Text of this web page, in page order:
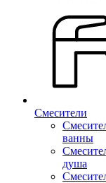
Смесители
ванны
душа